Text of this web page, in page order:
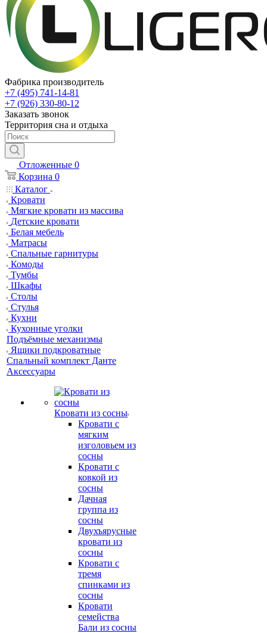
Фабрика производитель
+7 (495) 741-14-81
+7 (926) 330-80-12
Заказать звонок
Территория сна и отдыха
Отложенные 0
Корзина 0
Каталог
Кровати
Мягкие кровати из массива
Детские кровати
Белая мебель
Матрасы
Спальные гарнитуры
Комоды
Тумбы
Шкафы
Столы
Стулья
Кухни
Кухонные уголки
Подъёмные механизмы
Ящики подкроватные
Спальный комплект Данте
Аксессуары
Кровати из сосны
Кровати с
мягким
изголовьем из
сосны
Кровати с
ковкой из
сосны
Дачная
группа из
сосны
Двухъярусные
кровати из
сосны
Кровати с
тремя
спинками из
сосны
Кровати
семейства
Бали из сосны